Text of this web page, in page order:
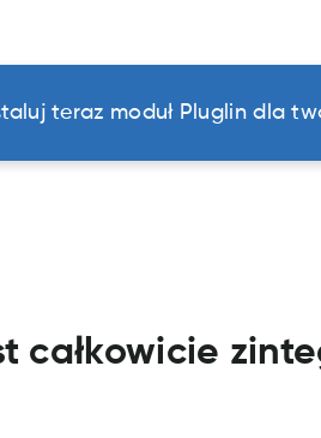
teraz moduł Pluglin dla
całkowicie